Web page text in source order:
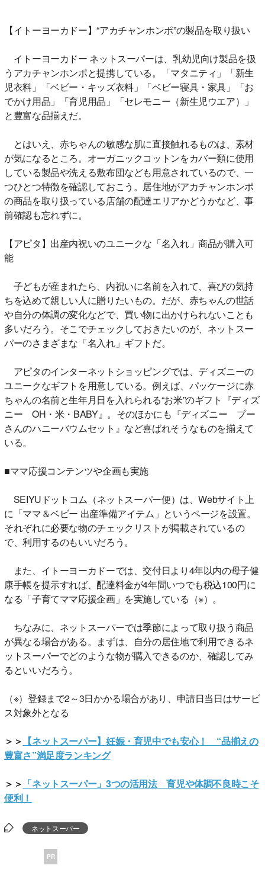
【イトーヨーカドー】“アカチャンホンポ”の製品を取り扱い
イトーヨーカドー ネットスーパーは、乳幼児向け製品を扱
うアカチャンホンポと提携している。「マタニティ」「新生
児衣料」「ベビー・キッズ衣料」「ベビー寝具・家具」「お
でかけ用品」「育児用品」「セレモニー（新生児ウエア）」
と豊富な品揃えだ。
とはいえ、赤ちゃんの敏感な肌に直接触れるものは、素材
が気になるところ。オーガニックコットンをカバー類に使用
している製品や洗える敷布団なども用意されているので、一
つひとつ特徴を確認しておこう。居住地がアカチャンホンポ
の商品を取り扱っている店舗の配達エリアかどうかなど、事
前確認も忘れずに。
【アピタ】出産内祝いのユニークな「名入れ」商品が購入可
能
子どもが産まれたら、内祝いに名前を入れて、喜びの気持
ちを込めて親しい人に贈りたいもの。だが、赤ちゃんの世話
や自分の体調の変化などで、買い物に出かけられないことも
多いだろう。そこでチェックしておきたいのが、ネットスー
パーのさまざまな「名入れ」ギフトだ。
アピタのインターネットショッピングでは、ディズニーの
ユニークなギフトを用意している。例えば、パッケージに赤
ちゃんの名前と生年月日を入れられる“お米”のギフト『ディズ
ニー OH・米・BABY』。そのほかにも『ディズニー プー
さんのハニーバウムセット』など喜ばれそうなものを揃えて
いる。
■ママ応援コンテンツや企画も実施
SEIYUドットコム（ネットスーパー便）は、Webサイト上
に「ママ＆ベビー 出産準備アイテム」というページを設置。
それぞれに必要な物のチェックリストが掲載されているの
で、利用するのもいいだろう。
また、イトーヨーカドーでは、交付日より4年以内の母子健
康手帳を提示すれば、配達料金が4年間いつでも税込100円に
なる「子育てママ応援企画」を実施している（※）。
ちなみに、ネットスーパーでは季節によって取り扱う商品
が異なる場合がある。まずは、自分の居住地で利用できるネ
ットスーパーでどのような物が購入できるのか、確認してみ
るといいだろう。
（※）登録まで2～3日かかる場合があり、申請日当日はサービ
ス対象外となる
＞＞ 【ネットスーパー】妊娠・育児中でも安心！ “品揃えの
豊富さ”満足度ランキング
＞＞ 「ネットスーパー」3つの活用法 育児や体調不良時こそ
便利！
ネットスーパー
PR